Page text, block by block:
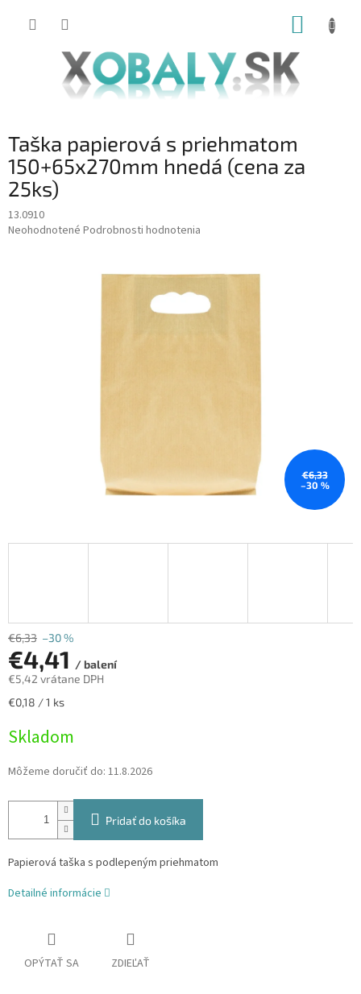
Taška papierová s priehmatom
150+65x270mm hnedá (cena za
25ks)
13.0910
Priemerné
Neohodnotené Podrobnosti hodnotenia
€6,33
–30 %
€6,33 –30 %
€4,41 / balení
€5,42 vrátane DPH
Jednotková
€0,18 / 1 ks
Skladom
Môžeme doručiť do: 11.8.2026
Pridať do košíka
Papierová taška s podlepeným priehmatom
Detailné informácie
OPÝTAŤ SA ZDIEĽAŤ